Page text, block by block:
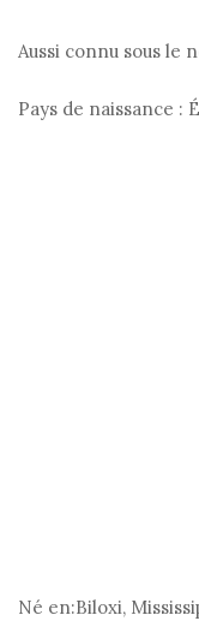
Aussi connu sous le
Pays de naissance :
Né en:Biloxi,